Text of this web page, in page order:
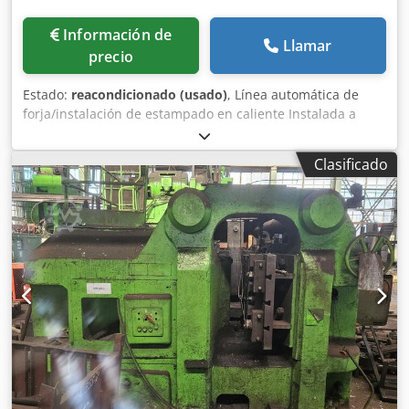
Información de
precio
Llamar
Estado: reacondicionado (usado), Línea automática de
forja/instalación de estampado en caliente Instalada a
finales de 2015 tras una revisión y, desde entonces, ha
funcionado durante menos de 1.000 horas, encontrándose
en excelentes condiciones. ➢ SIERRA AUTOMÁTICA ADIGE
CM 500 ➢ HORNO DE INDUCCIÓN DE 50 kW Dkjdpfjzcdluex
Agxjr ➢ SISTEMA DE AUTOMATIZACIÓN ELECTRÓNICO ➢
PRENSA DE HUSILLO VACCARI con husillo de 180 mm de
diámetro ➢ SISTEMA DE LUBRICACIÓN AUTOMÁTICO DE 10
PUNTOS ➢ PRENSA DE DESBARBADO BALCONI de 50
toneladas SIERRA AUTOMÁTICA ADIGE CM 500 CON
CARGADOR AUTOMÁTICO DE BARRAS DE 3,5 METROS
Datos técnicos: -Capacidad de corte mínima/máxima: 8
mm / 60 mm de diámetro -Velocidad de corte estándar:
ADIGE SALA. -Potencia del motor de la cabeza: (50 Hz) 2,2
kW -La longitud del resto de la barra al final es igual o
inferior a la longitud útil. -Capacidad del depósito
Clasificado